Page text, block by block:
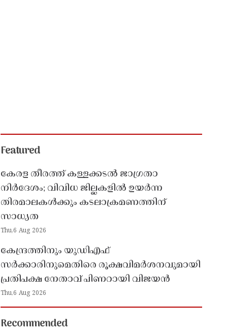
Featured
കേരള തീരത്ത് കള്ളക്കടൽ ജാഗ്രതാ
നിർദേശം; വിവിധ ജില്ലകളിൽ ഉയർന്ന
തിരമാലകൾക്കും കടലാക്രമണത്തിന്
സാധ്യത
Thu,6 Aug 2026
കേന്ദ്രത്തിനും യുഡിഎഫ്
സർക്കാരിനുമെതിരെ രൂക്ഷവിമർശനവുമായി
പ്രതിപക്ഷ നേതാവ് പിണറായി വിജയൻ
Thu,6 Aug 2026
Recommended